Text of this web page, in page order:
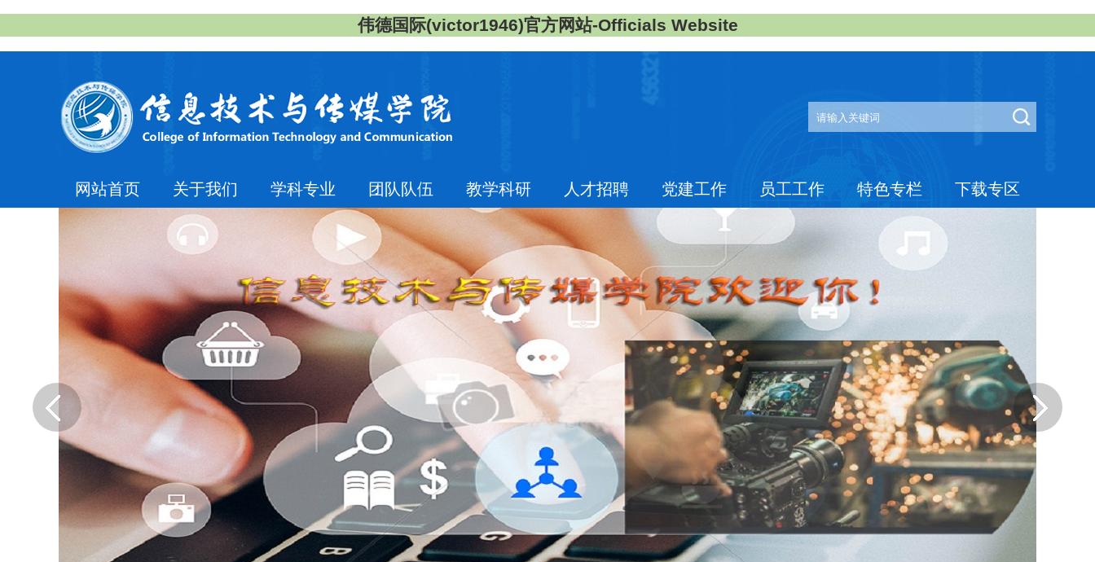
伟德国际(victor1946)官方网站-Officials Website
网站首页 关于我们 学科专业 团队队伍 教学科研 人才招聘 党建工作 员工工作 特色专栏 下载专区